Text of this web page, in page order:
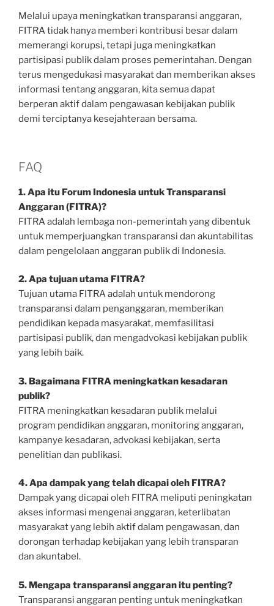
Melalui upaya meningkatkan transparansi anggaran,
FITRA tidak hanya memberi kontribusi besar dalam
memerangi korupsi, tetapi juga meningkatkan
partisipasi publik dalam proses pemerintahan. Dengan
terus mengedukasi masyarakat dan memberikan akses
informasi tentang anggaran, kita semua dapat
berperan aktif dalam pengawasan kebijakan publik
demi terciptanya kesejahteraan bersama.
FAQ
1. Apa itu Forum Indonesia untuk Transparansi
Anggaran (FITRA)?
FITRA adalah lembaga non-pemerintah yang dibentuk
untuk memperjuangkan transparansi dan akuntabilitas
dalam pengelolaan anggaran publik di Indonesia.
2. Apa tujuan utama FITRA?
Tujuan utama FITRA adalah untuk mendorong
transparansi dalam penganggaran, memberikan
pendidikan kepada masyarakat, memfasilitasi
partisipasi publik, dan mengadvokasi kebijakan publik
yang lebih baik.
3. Bagaimana FITRA meningkatkan kesadaran
publik?
FITRA meningkatkan kesadaran publik melalui
program pendidikan anggaran, monitoring anggaran,
kampanye kesadaran, advokasi kebijakan, serta
penelitian dan publikasi.
4. Apa dampak yang telah dicapai oleh FITRA?
Dampak yang dicapai oleh FITRA meliputi peningkatan
akses informasi mengenai anggaran, keterlibatan
masyarakat yang lebih aktif dalam pengawasan, dan
dorongan terhadap kebijakan yang lebih transparan
dan akuntabel.
5. Mengapa transparansi anggaran itu penting?
Transparansi anggaran penting untuk meningkatkan